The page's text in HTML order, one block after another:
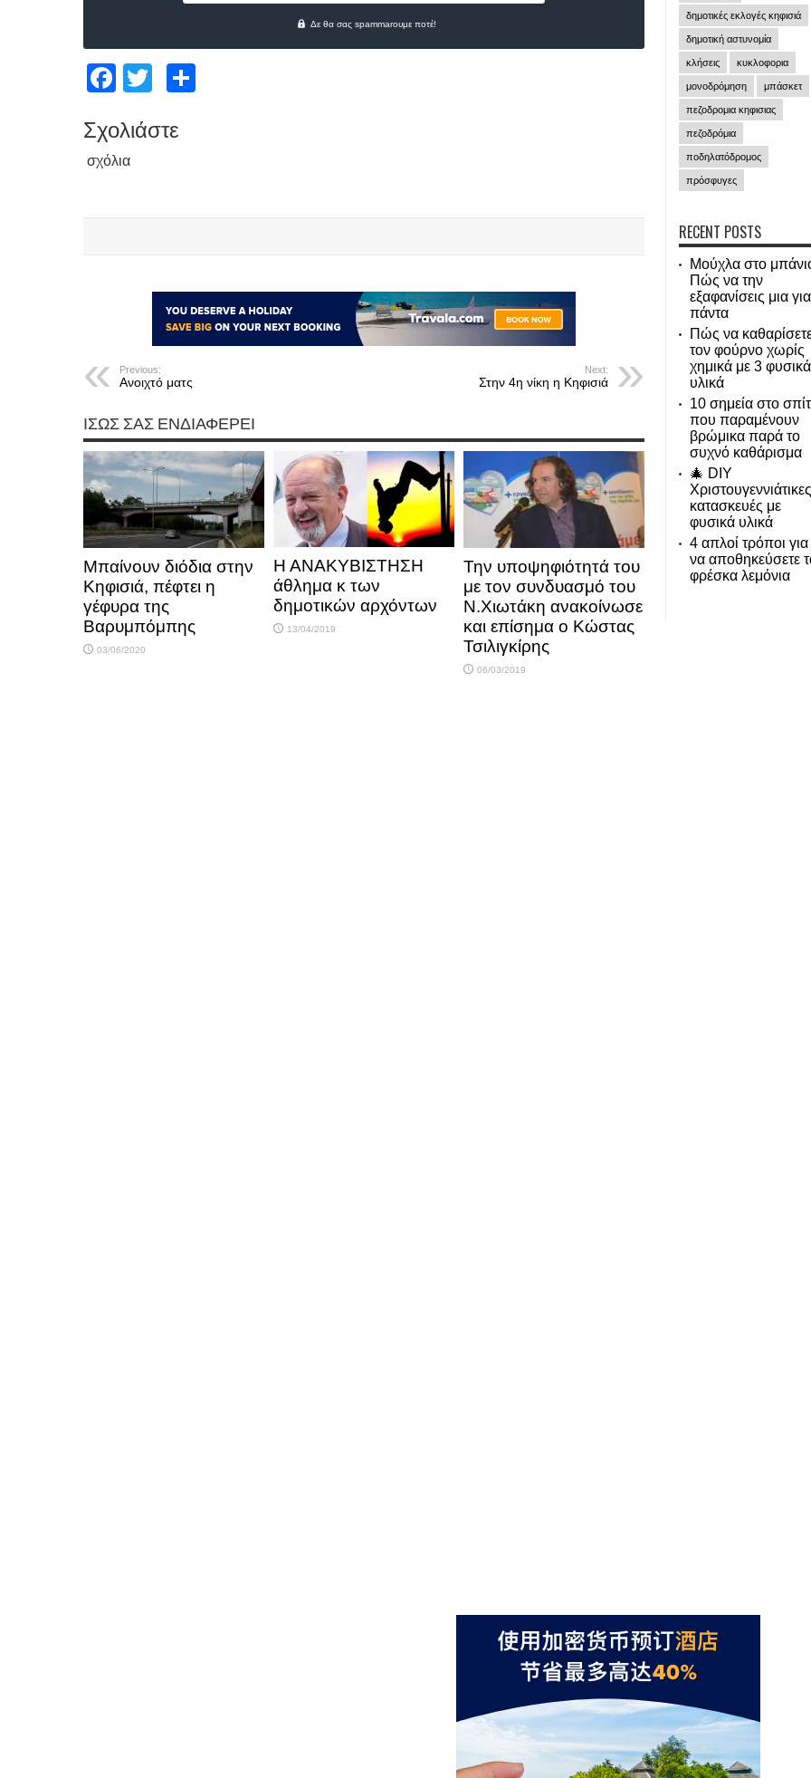
Δε θα σας spammarουμε ποτέ!
Facebook
Twitter
Σχολιάστε
σχόλια
Previous:
Ανοιχτό ματς
Next:
Στην 4η νίκη η Κηφισιά
ΊΣΩΣ ΣΑΣ ΕΝΔΙΑΦΈΡΕΙ
Μπαίνουν διόδια στην
Κηφισιά, πέφτει η
γέφυρα της
Βαρυμπόμπης
03/06/2020
Η ΑΝΑΚΥΒΙΣΤΗΣΗ
άθλημα κ των
δημοτικών αρχόντων
13/04/2019
Την υποψηφιότητά του
με τον συνδυασμό του
Ν.Χιωτάκη ανακοίνωσε
και επίσημα ο Κώστας
Τσιλιγκίρης
06/03/2019
δημοτικές εκλογές κηφισιά
δημοτική αστυνομία
κλήσεις κυκλοφορια
μονοδρόμηση μπάσκετ
πεζοδρομια κηφισιας
πεζοδρόμια
ποδηλατόδρομος
πρόσφυγες
RECENT POSTS
Μούχλα στο
Πώς να την
εξαφανίσεις μια για
πάντα
Πώς να
τον φούρνο χωρίς
χημικά με 3 φυσικά
υλικά
10 σημεία στο
που παραμένουν
βρώμικα παρά το
συχνό καθάρισμα
🎄 DIY
Χριστουγεννιάτικες
κατασκευές με
φυσικά υλικά
4 απλοί τρόποι για
να αποθηκεύσετε
φρέσκα λεμόνια